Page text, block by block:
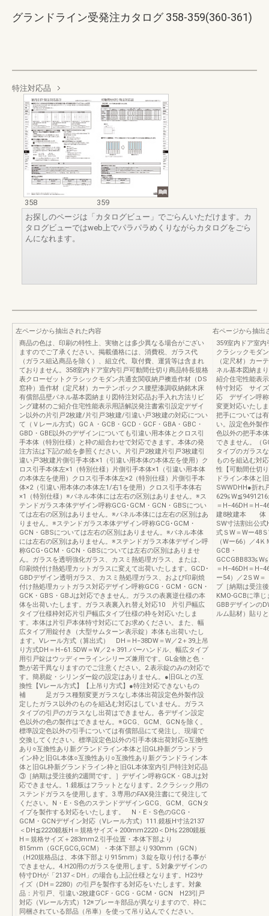
グランドライン受発注カタログ 358-359(360-361)
特注対応品
358
359
お探しのページは「カタログビュー」でごらんいただけます。カ
タログビューではweb上でパラパラめくりながらカタログをごら
んになれます。
左ページから抽出された内容
商品の色は、印刷の特性上、実物とは多少異なる場合がござい
ますのでご了承ください。掲載価格には、消費税、ガラス代
（ガラス組込商品を除く）、組立代、取付費、運賃等は含まれ
ておりません。358室内ドア室内引戸可動間仕切り商品特長規格
表クローゼットクラシックモダン共通玄関収納戸襖造作材（DS
窓枠）造作材（定尺材）カーテンボックス腰壁漆調収納銘木床
有償部品壁パネル基本図納まり図特注対応品お手入れ方法リビ
ング建材のご紹介住宅性能表示用語解説発注書索引設定デザイ
ン以外の片引戸2枚建/片引戸3枚建/引違い戸3枚建の対応につい
て（Ｖレール方式）GCＡ・GCB・GCD・GCF・GBA・GBC・
GBD・GBE以外のデザインについても引違い用本体とクロス引
手本体（特別仕様）と枠の組合わせで対応できます。本体の発
注方法は下記の絵を参照ください。片引戸2枚建片引戸3枚建引
違い戸3枚建片側引手本体×1（引違い用本体の本体左を使用）ク
ロス引手本体左×1（特別仕様）片側引手本体×1（引違い用本体
の本体左を使用）クロス引手本体左×2（特別仕様）片側引手本
体×2（引違い用本体の本体左1/右1を使用）クロス引手本体右
×1（特別仕様）※パネル本体には左右の区別はありません。※ス
テンドガラス本体デザイン呼称GCG･GCM・GCN・GBSについ
ては左右の区別はありません。※パネル本体には左右の区別はあ
りません。※ステンドガラス本体デザイン呼称GCG･GCM・
GCN・GBSについては左右の区別はありません。※パネル本体
には左右の区別はありません。※ステンドガラス本体デザイン呼
称GCG･GCM・GCN・GBSについては左右の区別はありませ
ん。ガラスを透明強化ガラス、カスミ熱処理ガラス、または、
印刷焼付け熱処理カットガラスに変えて出荷いたします。GCD･
GBDデザイン透明ガラス、カスミ熱処理ガラス、および印刷焼
付け熱処理カットガラス対応デザイン呼称GCG・GCM・GCN・
GCK・GBS・GBJは対応できません。ガラスの表裏逆仕様の本
体を出荷いたします。ガラス表裏入れ替え対応10 片引戸幅広
タイプ仕様枠対応片引戸幅広タイプ仕様の枠を対応いたしま
す。本体は片引戸本体特寸対応にてお求めください。また、幅
広タイプ用錠付き（大型サムターン表示錠）本体も出荷いたし
ます。Vレール方式（算出式） DH＝H−38DW＝W／2＋39上吊
り方式DH＝H−61.5DW＝W／2＋391.バーハンドル、幅広タイプ
用引戸錠はウッディーラインシリーズ兼用です。GL金物と色・
艶が若干異なりますのでご注意ください。2.表示錠のみの対応で
す。簡易錠・シリンダー錠の設定はありません。●旧GLとの互
換性【Vレール方式】【上吊り方式】●特注対応できないもの
補 足ガラス種類変更ガラスなし本体出荷設定色外製作設
定したガラス以外のものを組込む対応はしていません。ガラス
タイプの引戸のガラスなし出荷はできません。各デザイン設定
色以外の色の製作はできません。※GCG、GCM、GCNを除く。
標準設定色以外の引手については有償部品にて発注し、現場で
交換してください。標準設定色以外の引手本体出荷対応○互換性
あり○互換性あり新グランドライン本体と旧GL枠新グランドラ
イン枠と旧GL本体○互換性あり○互換性あり新グランドライン本
体と旧GL枠新グランドライン枠と旧GL本体室内引戸特注対応品
③［納期は受注後約2週間です。］デザイン呼称GCK・GBJは対
応できません。1.鏡板はフラットとなります。2.クラシック用の
ステンドガラスを使用します。3.専用のFAX発注書にて発注して
ください。N・E・S色のステンドデザインGCG、GCM、GCNタ
イプを製作する対応をいたします。 N・E・S色のGCG・
GCM・GCNデザイン対応（Vレール方式）111.鏡板H寸法2137
＜DH≦2220鏡板H＝規格サイズ＋200mm2220＜DH≦2280鏡板
H＝規格サイズ＋283mm2.引手位置・本体下部より
815mm（GCF,GCG,GCM）・本体下部より930mm（GCN）
（H20規格品は、本体下部より915mm）3.錠を取り付ける事が
できません。4.H20用のガラスを使用します。5.対象デザインの
特寸DHが「2137＜DH」の場合も上記仕様となります。H23サ
イズ（DH＝2280）の引戸を製作する対応をいたします。対象
品：片引戸、引違い2枚建GCF・GCG・GCM・GCN H23引戸
対応（Vレール方式）12※ブレーキ部品が異なりますので、枠に
同梱されている部品（吊車）を使って吊り込んでください。
右ページから抽出
359室内ドア室
クラシックモダ
（定尺材）カー
ネル基本図納ま
紹介住宅性能表
特寸対応 サイズ
応 デザイン呼称
変更対応いたし
把手については
い。設定色外製
色以外の把手本
できません。（
タイプのガラス
ものを組込む
性【可動間仕切
ドライン本体と
SWWDHH●折れ
＝H−46DH＝
建8枚建本 体
SW寸法割出公
式ＳW＝Wー48
（Wー66）／4
GCB・
＝H−46DH＝
ー54）／2ＳW＝
プ［納期は受注
KMO-GCBに準
GBBデザインの
ルム貼材）貼り